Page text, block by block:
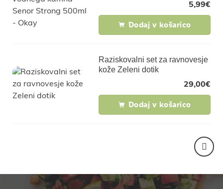
5,99€
Dodaj v košarico
Raziskovalni set za ravnovesje
kože Zeleni dotik
29,00€
Dodaj v košarico